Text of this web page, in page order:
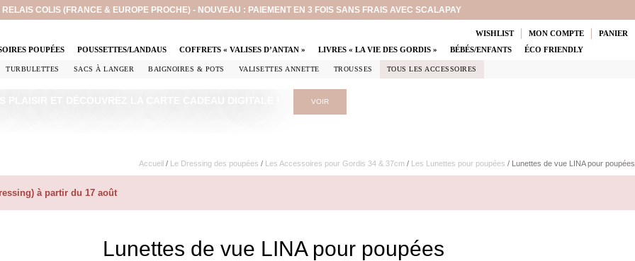
COLIS (FRANCE & EUROPE PROCHE) - NOUVEAU : PAIEMENT EN 3 FOIS SANS FRAIS AVEC SCALAPAY
WISHLIST MON COMPTE
PANIER
POUPÉES POUSSETTES/LANDAUS COFFRETS « VALISES D’ANTAN » LIVRES « LA VIE DES GORDIS » BÉBÉS/ENFANTS ÉCO FRIENDLY
TURBULETTES SACS À LANGER BAIGNOIRES & POTS VALISETTES ANNETTE TROUSSES TOUS LES ACCESSOIRES
VOIR
Accueil / Le Dressing des poupées / Les Accessoires pour Gordis 34 & 37cm / Les Lunettes pour poupées / Lunettes de vue LINA pour poupées
à partir du 17 août
Lunettes de vue LINA pour poupées